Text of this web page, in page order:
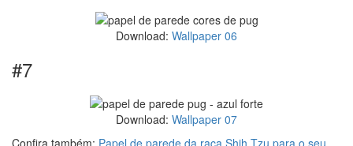
Download: Wallpaper 06
#7
Download: Wallpaper 07
Confira também: Papel de parede da raça Shih Tzu para o seu